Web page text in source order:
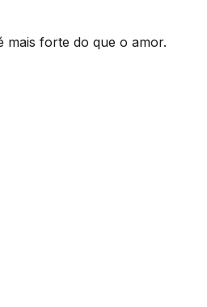
mais forte do que o amor.